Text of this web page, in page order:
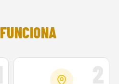
FUNCIONA